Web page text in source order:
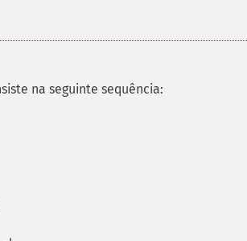
na seguinte sequência: